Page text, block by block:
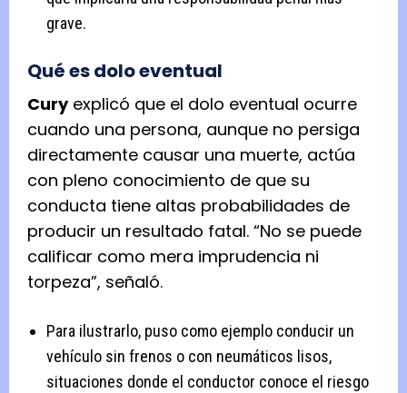
grave.
Qué es dolo eventual
Curyexplicó que el dolo eventual ocurre
cuando una persona, aunque no persiga
directamente causar una muerte, actúa
con pleno conocimiento de que su
conducta tiene altas probabilidades de
producir un resultado fatal. “No se puede
calificar como mera imprudencia ni
torpeza”, señaló.
Para ilustrarlo, puso como ejemplo conducir un
vehículo sin frenos o con neumáticos lisos,
situaciones donde el conductor conoce el riesgo